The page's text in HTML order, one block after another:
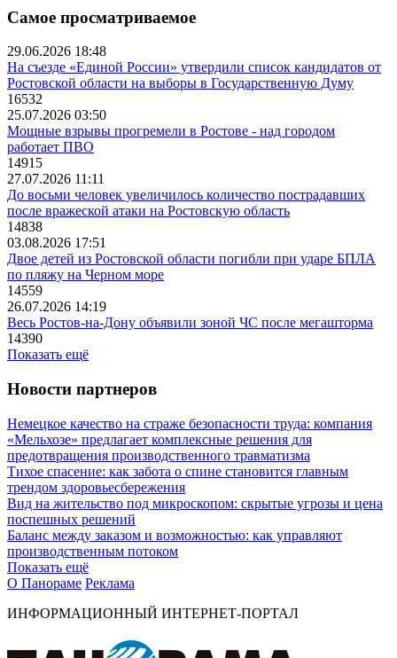
Самое просматриваемое
29.06.2026 18:48
На съезде «Единой России» утвердили список кандидатов от
Ростовской области на выборы в Государственную Думу
16532
25.07.2026 03:50
Мощные взрывы прогремели в Ростове - над городом
работает ПВО
14915
27.07.2026 11:11
До восьми человек увеличилось количество пострадавших
после вражеской атаки на Ростовскую область
14838
03.08.2026 17:51
Двое детей из Ростовской области погибли при ударе БПЛА
по пляжу на Черном море
14559
26.07.2026 14:19
Весь Ростов-на-Дону объявили зоной ЧС после мегашторма
14390
Показать ещё
Новости партнеров
Немецкое качество на страже безопасности труда: компания
«Мельхозе» предлагает комплексные решения для
предотвращения производственного травматизма
Тихое спасение: как забота о спине становится главным
трендом здоровьесбережения
Вид на жительство под микроскопом: скрытые угрозы и цена
поспешных решений
Баланс между заказом и возможностью: как управляют
производственным потоком
Показать ещё
О Панораме Реклама
ИНФОРМАЦИОННЫЙ ИНТЕРНЕТ-ПОРТАЛ